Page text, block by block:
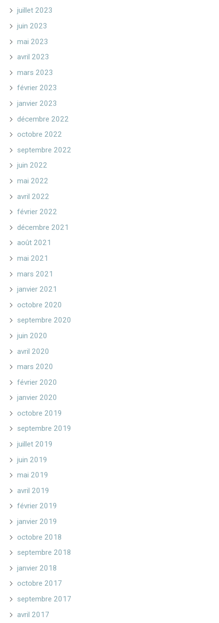
juillet 2023
juin 2023
mai 2023
avril 2023
mars 2023
février 2023
janvier 2023
décembre 2022
octobre 2022
septembre 2022
juin 2022
mai 2022
avril 2022
février 2022
décembre 2021
août 2021
mai 2021
mars 2021
janvier 2021
octobre 2020
septembre 2020
juin 2020
avril 2020
mars 2020
février 2020
janvier 2020
octobre 2019
septembre 2019
juillet 2019
juin 2019
mai 2019
avril 2019
février 2019
janvier 2019
octobre 2018
septembre 2018
janvier 2018
octobre 2017
septembre 2017
avril 2017